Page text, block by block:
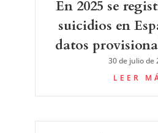
En 2025 se
suicidios en
datos
30 de julio de
LEER